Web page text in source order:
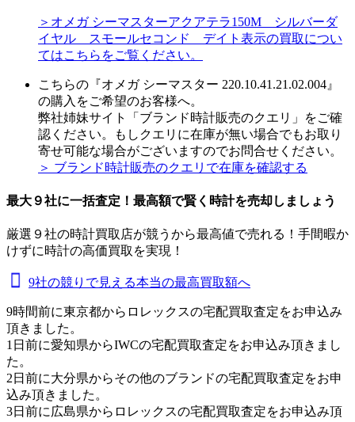
＞オメガ シーマスターアクアテラ150M シルバーダ
イヤル スモールセコンド デイト表示の買取につい
てはこちらをご覧ください。
こちらの『オメガ シーマスター 220.10.41.21.02.004』
の購入をご希望のお客様へ。
弊社姉妹サイト「ブランド時計販売のクエリ」をご確
認ください。もしクエリに在庫が無い場合でもお取り
寄せ可能な場合がございますのでお問合せください。
＞ ブランド時計販売のクエリで在庫を確認する
最大９社に一括査定！ 最高額で賢く時計を売却しましょう
厳選９社の時計買取店が競うから最高値で売れる！手間暇か
けずに時計の高価買取を実現！
9社の競りで見える本当の最高買取額へ
9時間前に東京都からロレックスの宅配買取査定をお申込み
頂きました。
1日前に愛知県からIWCの宅配買取査定をお申込み頂きまし
た。
2日前に大分県からその他のブランドの宅配買取査定をお申
込み頂きました。
3日前に広島県からロレックスの宅配買取査定をお申込み頂